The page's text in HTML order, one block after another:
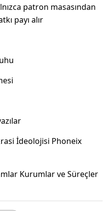
patron masasından
payı alır
İdeolojisi Phoneix
Kurumlar ve Süreçler